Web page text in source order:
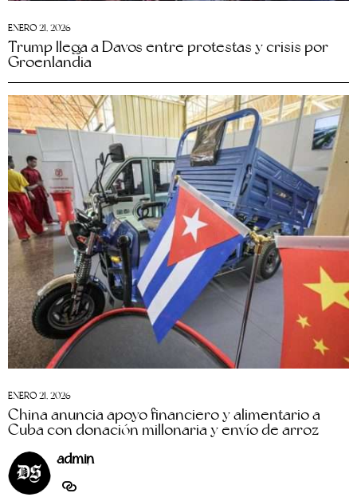
ENERO 21, 2026
Trump llega a Davos entre protestas y crisis por
Groenlandia
ENERO 21, 2026
China anuncia apoyo financiero y alimentario a
Cuba con donación millonaria y envío de arroz
admin